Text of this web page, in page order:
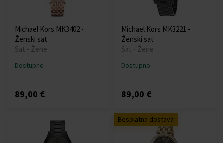
Michael Kors MK3402 -
Ženski sat
Sat - Žene
Dostupno
89,00 €
Michael Kors MK3221 -
Ženski sat
Sat - Žene
Dostupno
89,00 €
Besplatna dostava